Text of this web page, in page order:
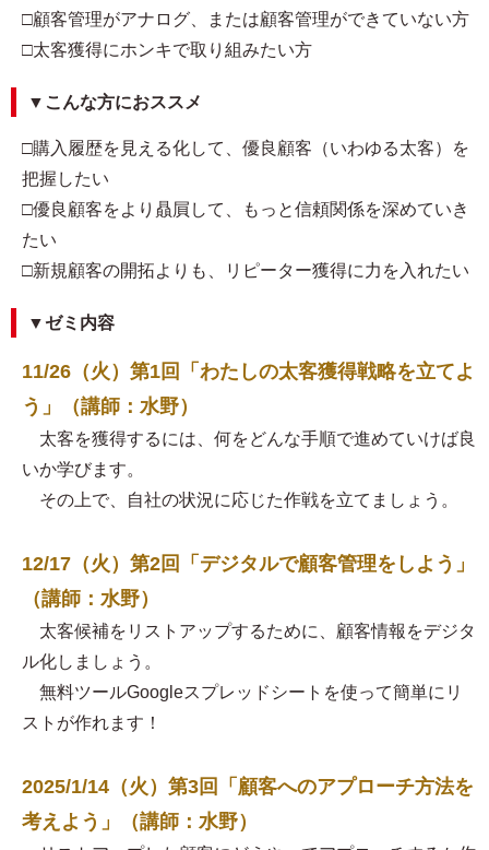
□顧客管理がアナログ、または顧客管理ができていない方
□太客獲得にホンキで取り組みたい方
▼こんな方におススメ
□購入履歴を見える化して、優良顧客（いわゆる太客）を
把握したい
□優良顧客をより贔屓して、もっと信頼関係を深めていき
たい
□新規顧客の開拓よりも、リピーター獲得に力を入れたい
▼ゼミ内容
11/26（火）第1回「わたしの太客獲得戦略を立てよ
う」（講師：水野）
太客を獲得するには、何をどんな手順で進めていけば良
いか学びます。
その上で、自社の状況に応じた作戦を立てましょう。
12/17（火）第2回「デジタルで顧客管理をしよう」
（講師：水野）
太客候補をリストアップするために、顧客情報をデジタ
ル化しましょう。
無料ツールGoogleスプレッドシートを使って簡単にリ
ストが作れます！
2025/1/14（火）第3回「顧客へのアプローチ方法を
考えよう」（講師：水野）